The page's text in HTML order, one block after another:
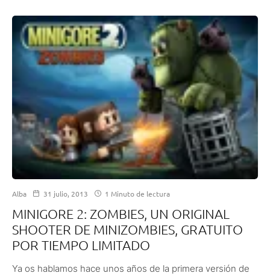
Alba 31 julio, 2013 1 Minuto de lectura
MINIGORE 2: ZOMBIES, UN ORIGINAL
SHOOTER DE MINIZOMBIES, GRATUITO
POR TIEMPO LIMITADO
Ya os hablamos hace unos años de la primera versión de